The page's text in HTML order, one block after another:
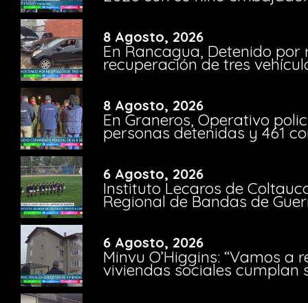
8 Agosto, 2026
En Rancagua, Detenido por
recuperación de tres
8 Agosto, 2026
En Graneros, Operativo
personas detenidas y 461
6 Agosto, 2026
Instituto Lecaros de
Regional de Bandas de
6 Agosto, 2026
Minvu O’Higgins: “Vamos a
viviendas sociales cumplan